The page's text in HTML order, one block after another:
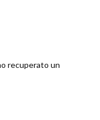
recuperato un